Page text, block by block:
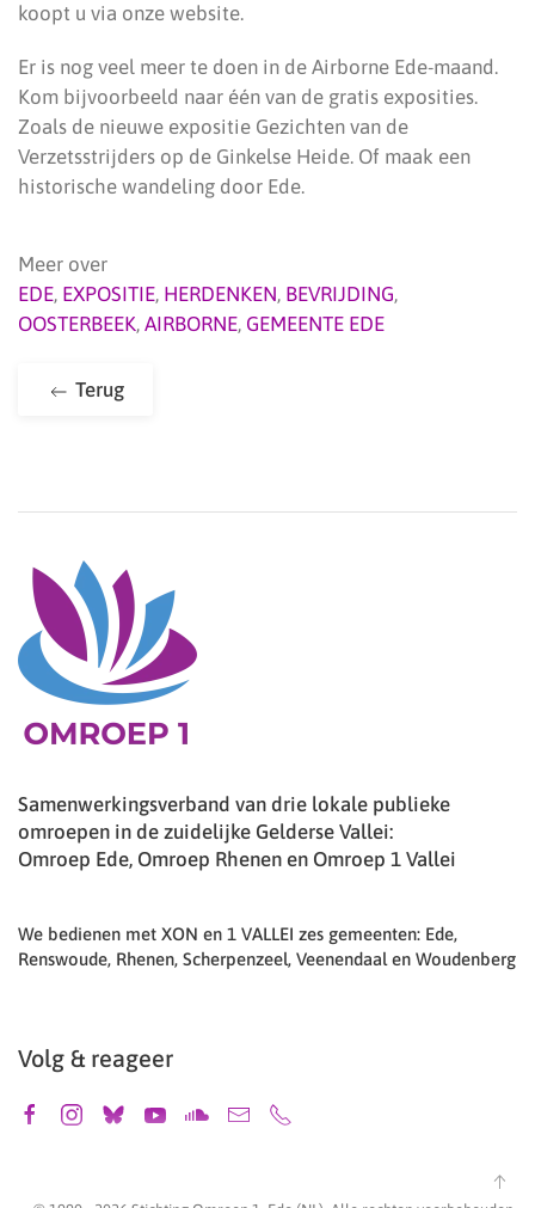
koopt u via onze website.
Er is nog veel meer te doen in de Airborne Ede-maand.
Kom bijvoorbeeld naar één van de gratis exposities.
Zoals de nieuwe expositie Gezichten van de
Verzetsstrijders op de Ginkelse Heide. Of maak een
historische wandeling door Ede.
Meer over
EDE, EXPOSITIE, HERDENKEN, BEVRIJDING,
OOSTERBEEK, AIRBORNE, GEMEENTE EDE
Terug
Samenwerkingsverband van drie lokale publieke
omroepen in de zuidelijke Gelderse Vallei:
Omroep Ede, Omroep Rhenen en Omroep 1 Vallei
We bedienen met XON en 1 VALLEI zes gemeenten: Ede,
Renswoude, Rhenen, Scherpenzeel, Veenendaal en Woudenberg
Volg & reageer